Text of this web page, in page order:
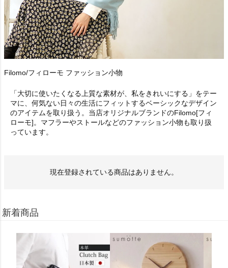
Filomo/フィローモ ファッション小物
「大切に使いたくなる上質な素材が、私をきれいにする」をテー
マに、何気ない日々の生活にフィットするベーシックなデザイン
のアイテムを取り扱う。当店オリジナルブランドのFilomo[フィ
ローモ]。マフラーやストールなどのファッション小物も取り扱
っています。
現在登録されている商品はありません。
新着商品